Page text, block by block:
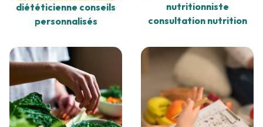
diététicienne conseils
personnalisés
nutritionniste
consultation nutrition